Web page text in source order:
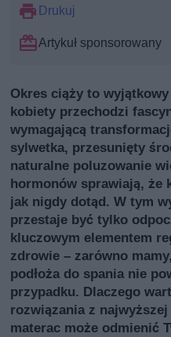
Drukuj
Artykuł sponsorowany
Okres ciąży to
kobiety przechodzi
wymagającą
sylwetka, przesunięty
naturalne poluzowanie
hormonów sprawiają, że
jak nigdy dotąd. W tym
przestaje być tylko
kluczowym elementem
zdrowie – zarówno
podłoża do spania nie
przypadku. Dlaczego
rozwiązania z
materac może odmienić